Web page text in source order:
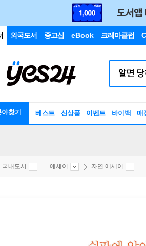
외국도서 중고샵 eBook 크레마클럽
찾기 베스트 신상품 이벤트 바이백 매
국내도서 에세이 자연 에세이